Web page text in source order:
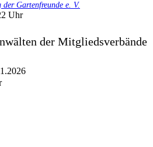
Gartenfreunde e. V.
Uhr
der Mitgliedsverbände